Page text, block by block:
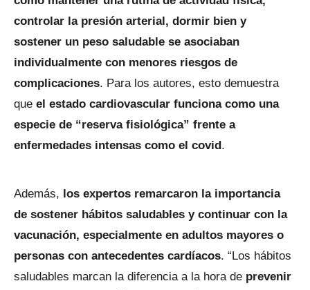
controlar la presión arterial, dormir bien y
sostener un peso saludable se asociaban
individualmente con menores riesgos de
complicaciones. Para los autores, esto demuestra
que el estado cardiovascular funciona como una
especie de “reserva fisiológica” frente a
enfermedades intensas como el covid.
Además, los expertos remarcaron la importancia
de sostener hábitos saludables y continuar con la
vacunación, especialmente en adultos mayores o
personas con antecedentes cardíacos. “Los hábitos
saludables marcan la diferencia a la hora de prevenir